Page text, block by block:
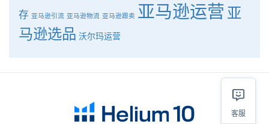
存 亚马逊引流 亚马逊物流 亚马逊跟卖 亚马逊运营 亚
马逊选品 沃尔玛运营
客服